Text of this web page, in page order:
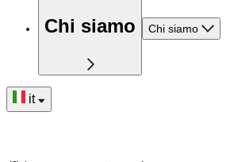
Chi siamo Chi siamo
it